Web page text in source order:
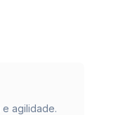
agilidade.